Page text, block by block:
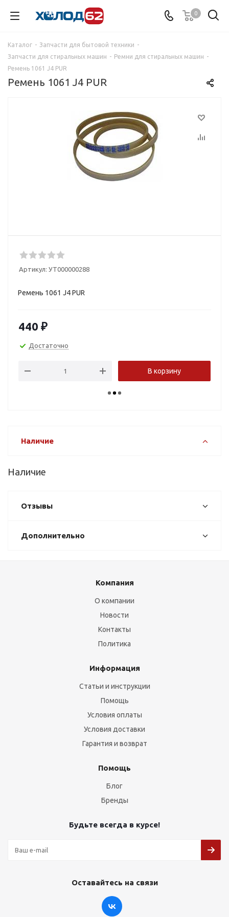
0
Каталог - Запчасти для бытовой техники -
Запчасти для стиральных машин - Ремни для стиральных машин -
Ремень 1061 J4 PUR
Ремень 1061 J4 PUR
Артикул: УТ000000288
Ремень 1061 J4 PUR
440 ₽
Достаточно
В корзину
Наличие
Наличие
Отзывы
Дополнительно
Компания
О компании
Новости
Контакты
Политика
Информация
Статьи и инструкции
Помощь
Условия оплаты
Условия доставки
Гарантия и возврат
Помощь
Блог
Бренды
Будьте всегда в курсе!
Оставайтесь на связи